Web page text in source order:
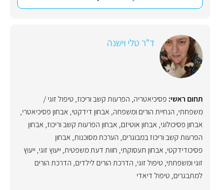
ד"ר טלי וישנה
תחום ראשי: פסיכיאטריה, הפרעות קשב וריכוז, טיפול זוגי /
משפחתי, הנחיית הורים ומשפחה, אבחון דידקטי, אבחון פסיכיאטרי,
אבחון פסיכולוגי, אבחון אוטיזם, אבחון הפרעות קשב וריכוז, אבחון
הפרעות קשב וריכוז במבוגרים, הערכת מסוכנות, אבחון
פסיכודידקטי, אבחון תעסוקתי, חוות דעת משפטית,ייעוץ זוגי,ייעוץ
זוגי ומשפחתי, טיפול זוגי, הדרכת הורים לילדים, הדרכת הורים
למתבגרים, טיפול דיאדי